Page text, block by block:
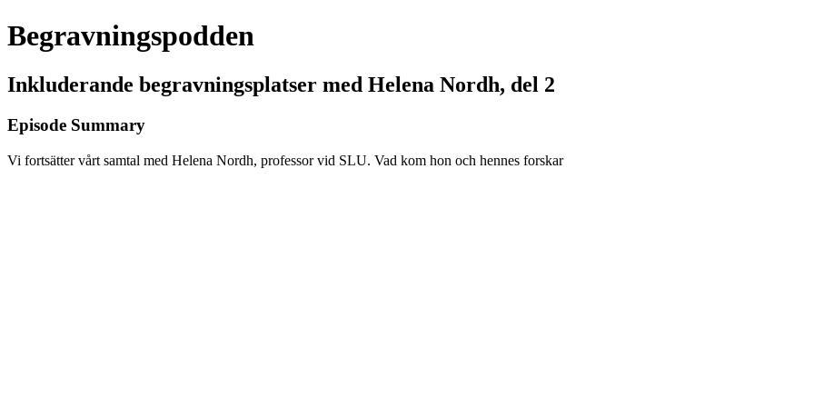
Begravningspodden
Inkluderande begravningsplatser med Helena Nordh, del 2
Episode Summary
Vi fortsätter vårt samtal med Helena Nordh, professor vid SLU. Vad kom hon och hennes forskar